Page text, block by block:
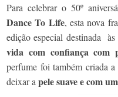
Para celebrar o 50º
Dance To Life, esta nova
edição especial destinada às
vida com confiança com
perfume foi também criada a
deixar apele suave e com